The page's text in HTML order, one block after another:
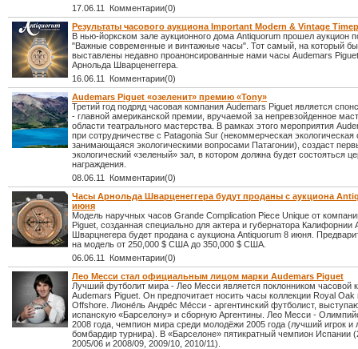
17.06.11 Комментарии(0)
Результаты часового аукциона Important Modern & Vintage
В нью-йоркском зале аукционного дома Antiquorum прошел аукцион
"Важные современные и винтажные часы". Тот самый, на который
выставлены недавно проанонсированные нами часы Audemars
Арнольда Шварценеггера.
16.06.11 Комментарии(0)
Audemars Piguet «озеленит» премию «Тоny»
Третий год подряд часовая компания Audemars Piguet является
- главной американской премии, вручаемой за непревзойденное
области театрального мастерства. В рамках этого мероприятия
при сотрудничестве с Patagonia Sur (некоммерческая экологическая
занимающаяся экологическими вопросами Патагонии), создаст
экологический «зеленый» зал, в котором должна будет состояться
награждения.
08.06.11 Комментарии(0)
Часы Арнольда Шварценеггера будут проданы с аукциона
июня
Модель наручных часов Grande Complication Piece Unique от
Piguet, созданная специально для актера и губернатора Калифорнии
Шварцнегера будет продана с аукциона Antiquorum 8 июня.
на модель от 250,000 $ США до 350,000 $ США.
06.06.11 Комментарии(0)
Лео Месси стал официальным лицом марки Audemars Piguet
Лучший футболит мира - Лео Месси является поклонником часовой
Audemars Piguet. Он предпочитает носить часы коллекции Royal
Offshore. Лионе́ль Андре́с Ме́сси - аргентинский футболист,
испанскую «Барселону» и сборную Аргентины. Лео Месси -
2008 года, чемпион мира среди молодёжи 2005 года (лучший игрок и
бомбардир турнира). В «Барселоне» пятикратный чемпион Испании
2005/06 и 2008/09, 2009/10, 2010/11).